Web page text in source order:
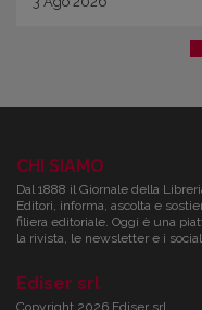
CHI SIAMO
Dal 1888 il Giornale della
Editori, informa, ascolta e
filiera editoriale. Oggi è una
la rivista, le newsletter e i
Ediser srl
Copyright 2026 Ediser srl